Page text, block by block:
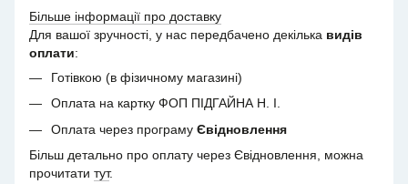
Більше інформації про доставку
Для вашої зручності, у нас передбачено декілька видів
оплати:
Готівкою (в фізичному магазині)
Оплата на картку ФОП ПІДГАЙНА Н. І.
Оплата через програму Євідновлення
Більш детально про оплату через Євідновлення, можна
прочитати тут.